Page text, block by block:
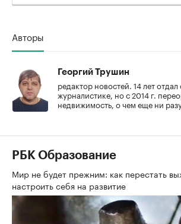
Авторы
Георгий Трушин
редактор новостей. 14 лет
журналистике, но с 2014 г.
недвижимость, о чем еще ни
РБК Образование
Мир не будет прежним: как перестать
настроить себя на развитие